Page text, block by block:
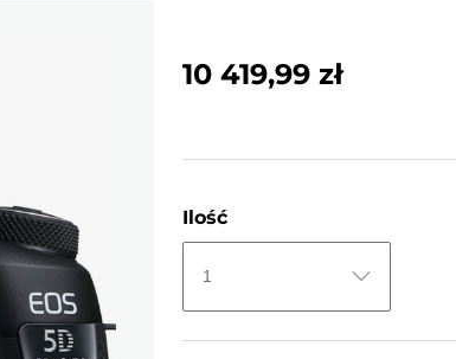
10 419,99 zł
Ilość
1